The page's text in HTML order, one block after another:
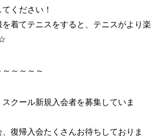
ください！
着てテニスをすると、テニスがより楽
～～～～
クール新規入会者を募集していま
復帰入会たくさんお待ちしておりま